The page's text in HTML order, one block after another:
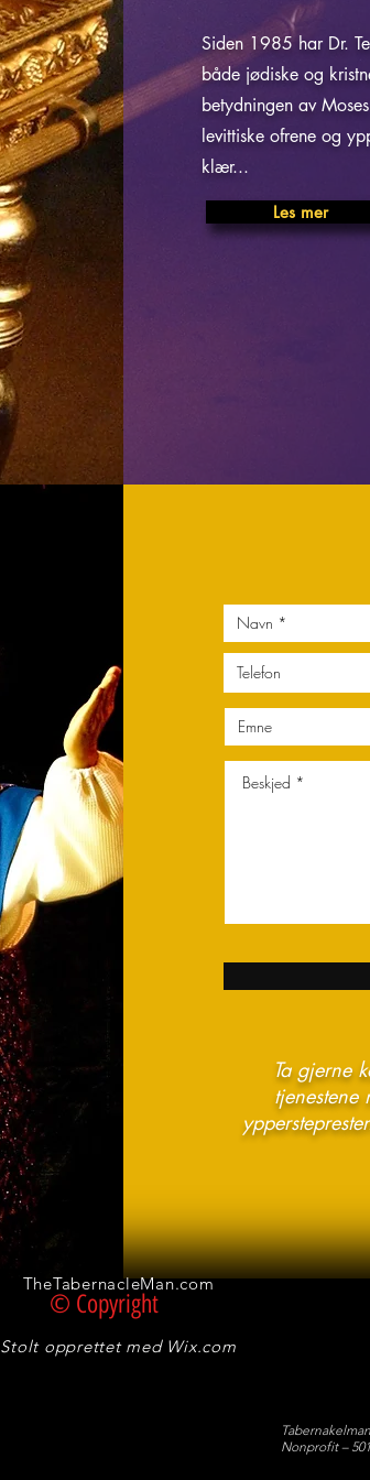
Siden 1985 har Dr.
både jødiske og
betydningen av
levittiske ofrene og
klær...
Les mer
Ta gjerne
tjenestene
TheTabernacleMan.com
Stolt opprettet med Wix.com
© Copyright
Nonprofit –